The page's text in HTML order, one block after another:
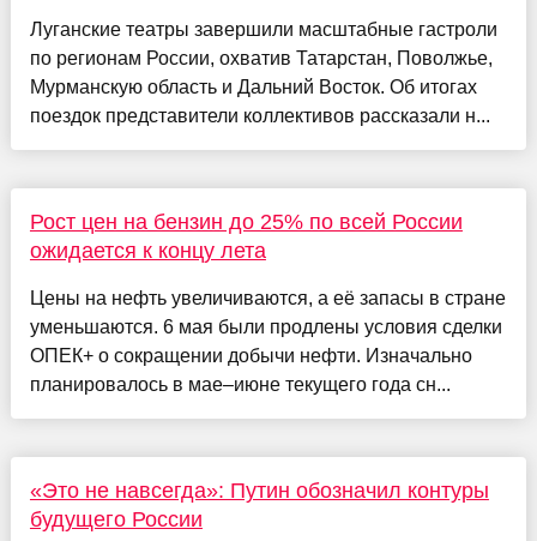
Луганские театры завершили масштабные гастроли
по регионам России, охватив Татарстан, Поволжье,
Мурманскую область и Дальний Восток. Об итогах
поездок представители коллективов рассказали н...
Рост цен на бензин до 25% по всей России
ожидается к концу лета
Цены на нефть увеличиваются, а её запасы в стране
уменьшаются. 6 мая были продлены условия сделки
ОПЕК+ о сокращении добычи нефти. Изначально
планировалось в мае–июне текущего года сн...
«Это не навсегда»: Путин обозначил контуры
будущего России